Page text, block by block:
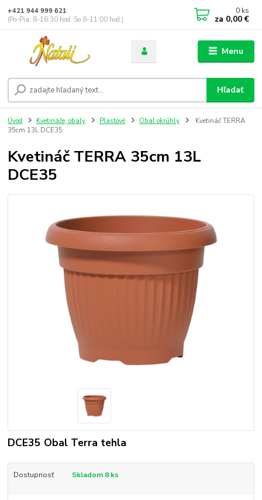
Menu
Hľadať
+421 944 999 621
(Po-Pia, 8-16:30 hod. So 8-11:00 hod.)
0 ks
za 0,00 €
Úvod Kvetináče, obaly Plastové Obal okrúhly
Kvetináč TERRA
35cm 13L DCE35
Kvetináč TERRA 35cm 13L
DCE35
DCE35 Obal Terra tehla
Dostupnosť Skladom 8 ks